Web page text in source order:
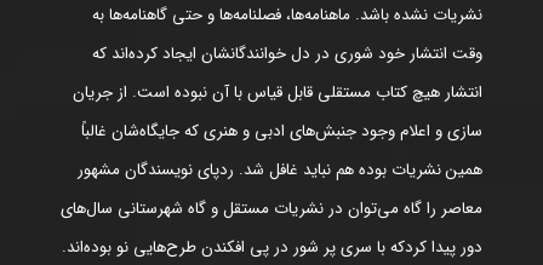
نشریات نشده باشد. ماهنامه‌ها، فصلنامه‌ها و حتی گاهنامه‌ها به
وقت انتشار خود شوری در دل خوانندگانشان ایجاد کرده‌اند که
انتشار هیچ کتاب مستقلی قابل قیاس با آن نبوده است. از جریان
سازی و اعلام وجود جنبش‌های ادبی و هنری که جایگاه‌شان غالباً
همین نشریات بوده هم نباید غافل شد. ردپای نویسندگان مشهور
معاصر را گاه می‌توان در نشریات مستقل و گاه شهرستانی سال‌های
دور پیدا کردکه با سری پر شور در پی افکندن طرح‌هایی نو بوده‌اند.